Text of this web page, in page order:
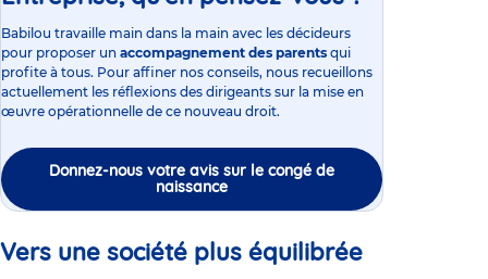
Babilou travaille main dans la main avec les décideurs
pour proposer un accompagnement des parents qui
profite à tous. Pour affiner nos conseils, nous recueillons
actuellement les réflexions des dirigeants sur la mise en
œuvre opérationnelle de ce nouveau droit.
Donnez-nous votre avis sur le congé de
naissance
Vers une société plus équilibrée